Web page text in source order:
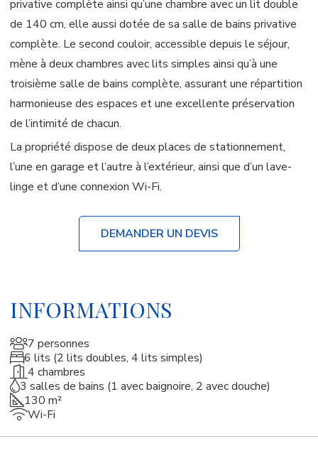
privative complète ainsi qu’une chambre avec un lit double
de 140 cm, elle aussi dotée de sa salle de bains privative
complète. Le second couloir, accessible depuis le séjour,
mène à deux chambres avec lits simples ainsi qu’à une
troisième salle de bains complète, assurant une répartition
harmonieuse des espaces et une excellente préservation
de l’intimité de chacun.
La propriété dispose de deux places de stationnement,
l’une en garage et l’autre à l’extérieur, ainsi que d’un lave-
linge et d’une connexion Wi-Fi.
DEMANDER UN DEVIS
INFORMATIONS
7 personnes
6 lits (2 lits doubles, 4 lits simples)
4 chambres
3 salles de bains (1 avec baignoire, 2 avec douche)
130 m²
Wi-Fi